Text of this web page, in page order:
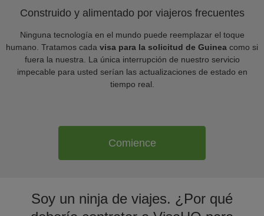
Construido y alimentado por viajeros frecuentes
Ninguna tecnología en el mundo puede reemplazar el toque
humano. Tratamos cada visa para la solicitud de Guinea como si
fuera la nuestra. La única interrupción de nuestro servicio
impecable para usted serían las actualizaciones de estado en
tiempo real.
Comience
Soy un ninja de viajes. ¿Por qué